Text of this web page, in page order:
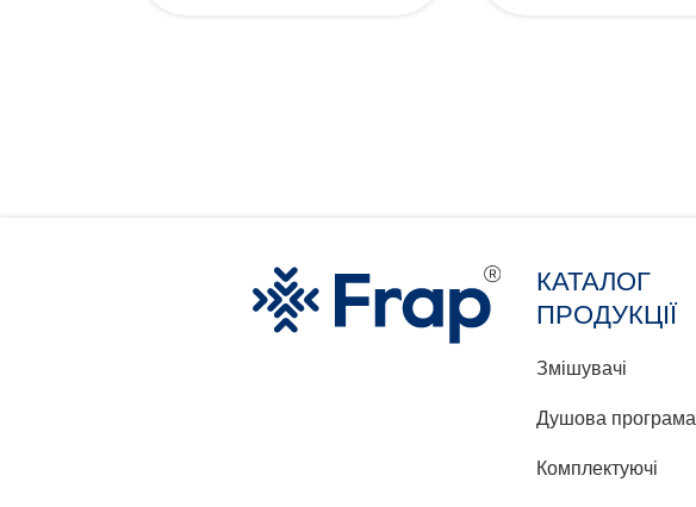
КАТАЛОГ
ПРОДУКЦІЇ
Змішувачі
Душова програма
Комплектуючі